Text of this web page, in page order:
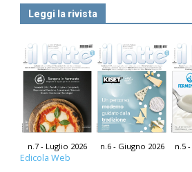
Leggi la rivista
n.7 - Luglio 2026 n.6 - Giugno 2026 n.5
Edicola Web